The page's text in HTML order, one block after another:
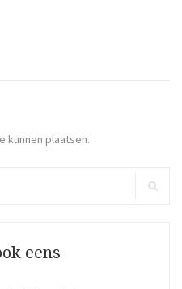
kunnen plaatsen.
eens